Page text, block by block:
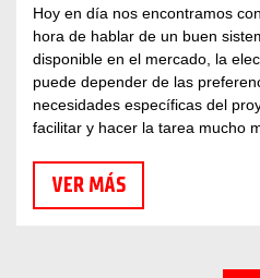
Hoy en día nos encontramos
hora de hablar de un buen
disponible en el mercado, la
puede depender de las
necesidades específicas del
facilitar y hacer la tarea mucho
VER MÁS